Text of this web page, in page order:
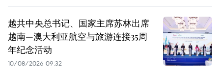
越共中央总书记、国家主席苏林出席
越南—澳大利亚航空与旅游连接35周
年纪念活动
10/08/2026 09:32